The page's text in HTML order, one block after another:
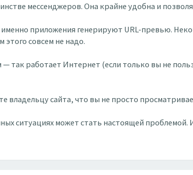
мессенджеров. Она крайне удобна и
приложения генерируют URL-превью.
совсем не надо.
работает Интернет (если только вы не
владельцу сайта, что вы не просто
ситуациях может стать настоящей